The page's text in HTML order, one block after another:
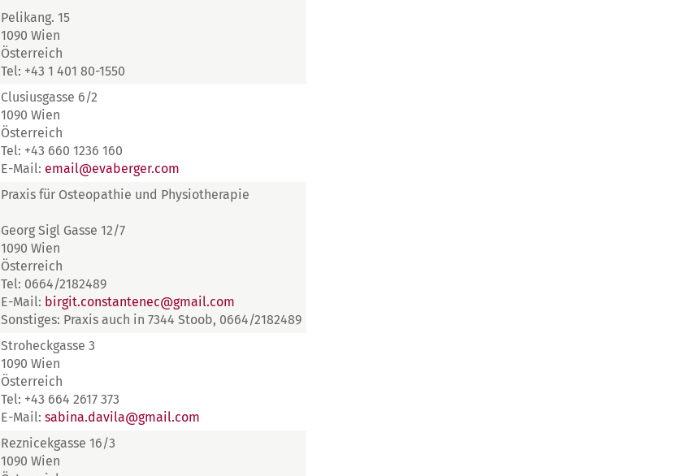
Pelikang. 15
1090 Wien
Österreich
Tel: +43 1 401 80-1550
Clusiusgasse 6/2
1090 Wien
Österreich
Tel: +43 660 1236 160
E-Mail: email@evaberger.com
Praxis für Osteopathie und Physiotherapie
Georg Sigl Gasse 12/7
1090 Wien
Österreich
Tel: 0664/2182489
E-Mail: birgit.constantenec@gmail.com
Sonstiges: Praxis auch in 7344 Stoob, 0664/2182489
Stroheckgasse 3
1090 Wien
Österreich
Tel: +43 664 2617 373
E-Mail: sabina.davila@gmail.com
Reznicekgasse 16/3
1090 Wien